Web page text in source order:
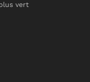
vert